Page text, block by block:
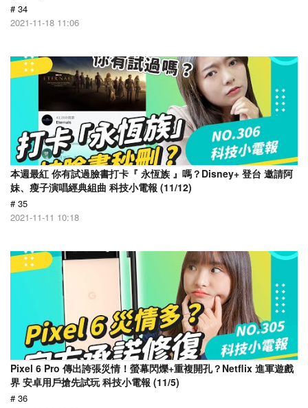
# 34
2021-11-18 11:06
本週最紅 你有試過臉書打卡『 永恆族 』嗎？Disney+ 登台 邀請阿
妹、瘦子演唱經典組曲 科技小電報 (11/12)
# 35
2021-11-11 10:18
Pixel 6 Pro 傳出誇張災情！螢幕閃爍+重複開孔？Netflix 進軍遊戲
界 安卓用戶搶先試玩 科技小電報 (11/5)
# 36